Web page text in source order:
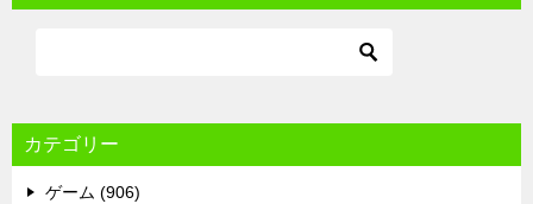
カテゴリー
ゲーム (906)